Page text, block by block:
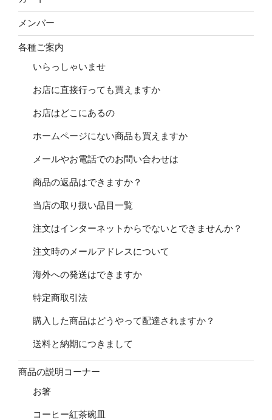
メンバー
各種ご案内
いらっしゃいませ
お店に直接行っても買えますか
お店はどこにあるの
ホームページにない商品も買えますか
メールやお電話でのお問い合わせは
商品の返品はできますか？
当店の取り扱い品目一覧
注文はインターネットからでないとできませんか？
注文時のメールアドレスについて
海外への発送はできますか
特定商取引法
購入した商品はどうやって配達されますか？
送料と納期につきまして
商品の説明コーナー
お箸
コーヒー紅茶碗皿